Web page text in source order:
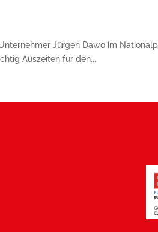
Jürgen Dawo im
Auszeiten für den...